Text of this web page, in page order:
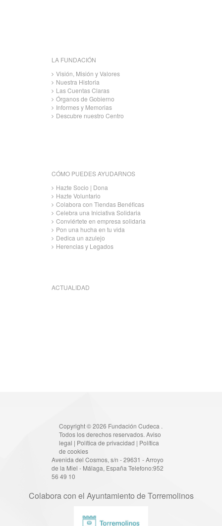
LA FUNDACIÓN
Visión, Misión y Valores
Nuestra Historia
Las Cuentas Claras
Órganos de Gobierno
Informes y Memorias
Descubre nuestro Centro
CÓMO PUEDES AYUDARNOS
Hazte Socio | Dona
Hazte Voluntario
Colabora con Tiendas Benéficas
Celebra una Iniciativa Solidaria
Conviértete en empresa solidaria
Pon una hucha en tu vida
Dedica un azulejo
Herencias y Legados
ACTUALIDAD
Copyright © 2026 Fundación Cudeca .
Todos los derechos reservados. Aviso
legal | Política de privacidad | Política
de cookies
Avenida del Cosmos, s/n - 29631 - Arroyo
de la Miel - Málaga, España Telefono:952
56 49 10
Colabora con el Ayuntamiento de Torremolinos